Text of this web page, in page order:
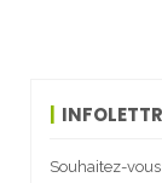
Souhaitez-